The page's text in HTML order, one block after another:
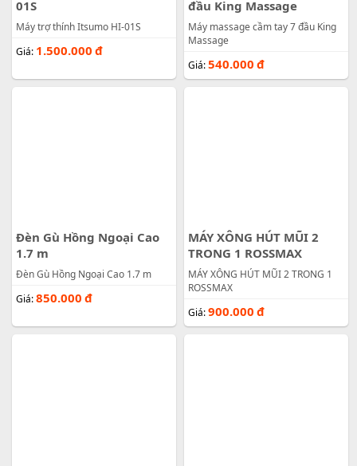
01S
Máy trợ thính Itsumo HI-01S
Giá: 1.500.000 đ
đầu King Massage
Máy massage cầm tay 7 đầu King
Massage
Giá:540.000 đ
Đèn Gù Hồng Ngoại Cao
1.7 m
Đèn Gù Hồng Ngoại Cao 1.7 m
Giá:850.000 đ
MÁY XÔNG HÚT MŨI 2
TRONG 1 ROSSMAX
MÁY XÔNG HÚT MŨI 2 TRONG 1
ROSSMAX
Giá:900.000 đ